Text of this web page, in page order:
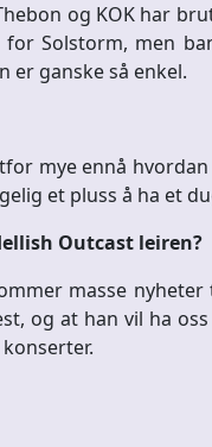
og KOK har
Solstorm, men
er ganske så enkel.
mye ennå
et pluss å ha et
Outcast leiren?
masse
og at han vil ha oss